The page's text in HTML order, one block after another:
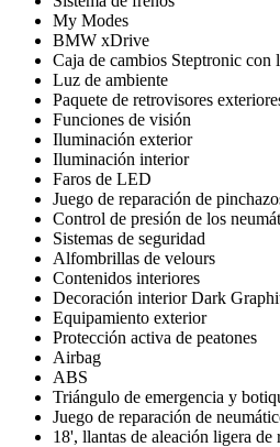
My Modes
BMW xDrive
Caja de cambios Steptronic con
Luz de ambiente
Paquete de retrovisores
Funciones de visión
Iluminación exterior
Iluminación interior
Faros de LED
Juego de reparación de
Control de presión de los
Sistemas de seguridad
Alfombrillas de velours
Contenidos interiores
Decoración interior Dark
Equipamiento exterior
Protección activa de peatones
Airbag
ABS
Triángulo de emergencia y
Juego de reparación de
18', llantas de aleación ligera